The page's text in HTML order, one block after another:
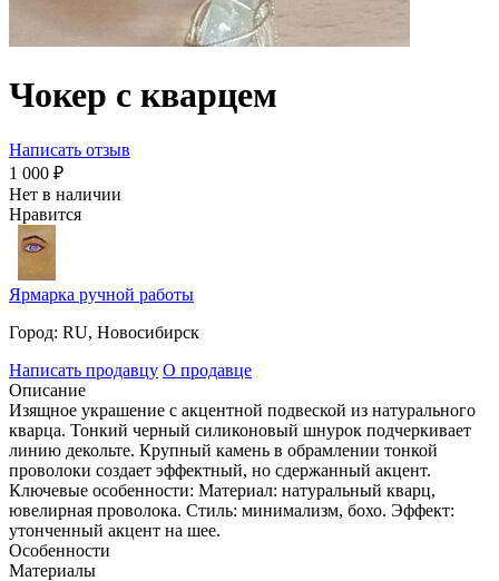
Чокер с кварцем
Написать отзыв
1 000 ₽
Нет в наличии
Нравится
Ярмарка ручной работы
Город: RU, Новосибирск
Написать продавцу О продавце
Описание
Изящное украшение с акцентной подвеской из натурального
кварца. Тонкий черный силиконовый шнурок подчеркивает
линию декольте. Крупный камень в обрамлении тонкой
проволоки создает эффектный, но сдержанный акцент.
Ключевые особенности: Материал: натуральный кварц,
ювелирная проволока. Стиль: минимализм, бохо. Эффект:
утонченный акцент на шее.
Особенности
Материалы